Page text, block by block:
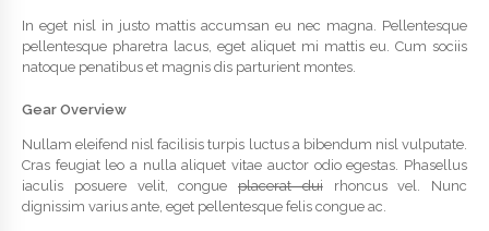
In eget nisl in justo mattis accumsan eu nec magna. Pellentesque
pellentesque pharetra lacus, eget aliquet mi mattis eu. Cum sociis
natoque penatibus et magnis dis parturient montes.
Gear Overview
Nullam eleifend nisl facilisis turpis luctus a bibendum nisl vulputate.
Cras feugiat leo a nulla aliquet vitae auctor odio egestas. Phasellus
iaculis posuere velit, congue placerat duirhoncus vel. Nunc
dignissim varius ante, eget pellentesque felis congue ac.